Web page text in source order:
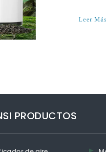
Leer Más
PRODUCTOS